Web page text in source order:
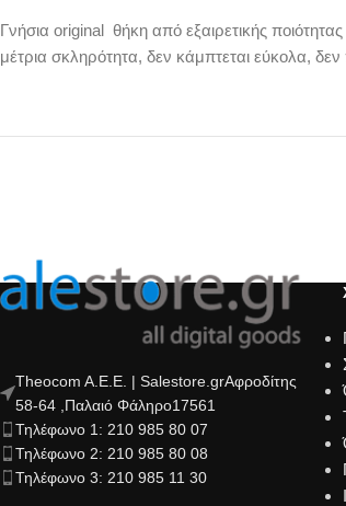
Γνήσια original θήκη από εξαιρετικής
μέτρια σκληρότητα, δεν κάμπτεται εύκολα,
Theocom A.E.E. | Salestore.grΑφροδίτης
58-64 ,Παλαιό Φάληρο17561
Τηλέφωνο 1: 210 985 80 07
Τηλέφωνο 2: 210 985 80 08
Τηλέφωνο 3: 210 985 11 30